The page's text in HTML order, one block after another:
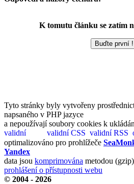
K tomutu článku se zatím
Tyto stránky byly vytvořeny
napsaného v PHP jazyce
a nepoužívají soubory cookies k
optimalizováno pro prohlížeče
Yandex
data jsou komprimována metodou (gzip)
prohlášení o přístupnosti webu
© 2004 - 2026